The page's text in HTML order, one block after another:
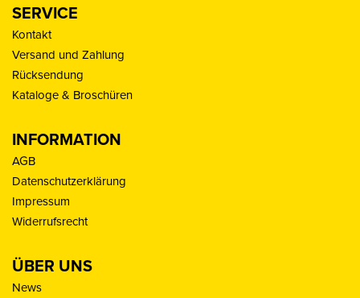
SERVICE
Kontakt
Versand und Zahlung
Rücksendung
Kataloge & Broschüren
INFORMATION
AGB
Datenschutzerklärung
Impressum
Widerrufsrecht
ÜBER UNS
News